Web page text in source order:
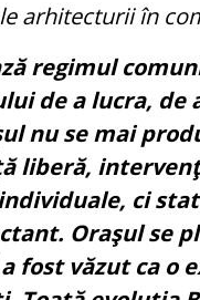
arhitecturii în
regimul
de a lucra, de
nu se mai
liberă,
ci
Oraşul se
fost văzut ca o